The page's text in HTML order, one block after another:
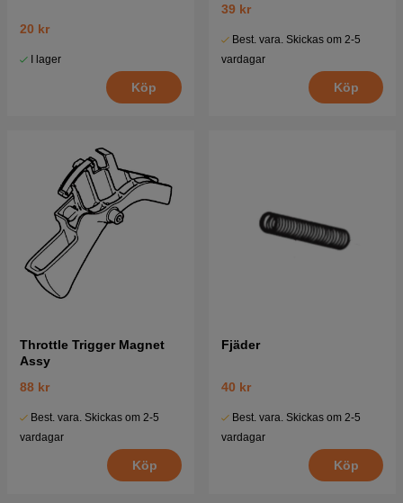
20 kr
I lager
Köp
39 kr
Best. vara. Skickas om 2-5
vardagar
Köp
Throttle Trigger Magnet
Assy
88 kr
Best. vara. Skickas om 2-5
vardagar
Köp
Fjäder
40 kr
Best. vara. Skickas om 2-5
vardagar
Köp